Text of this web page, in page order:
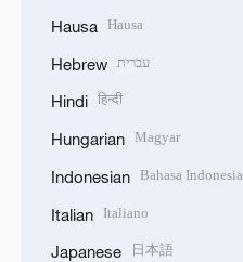
Hausa Hausa
Hebrew עברית
Hindi हिन्दी
Hungarian Magyar
Indonesian Bahasa Indonesia
Italian Italiano
Japanese 日本語